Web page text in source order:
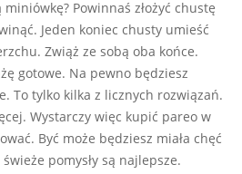
Powinnaś złożyć chustę
Jeden koniec chusty umieść
Zwiąż ze sobą oba końce.
gotowe. Na pewno będziesz
To tylko kilka z licznych rozwiązań.
Wystarczy więc kupić pareo w
Być może będziesz miała chęć
pomysły są najlepsze.